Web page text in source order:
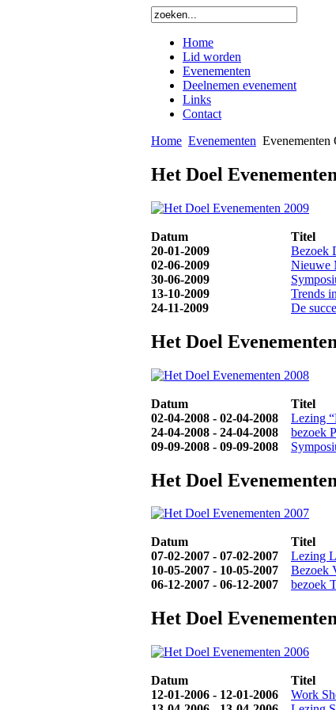
Home
Lid worden
Evenementen
Deelnemen evenement
Links
Contact
Home Evenementen Evenementen
Het Doel
Datum Titel
20-01-2009
Bezoek
02-06-2009
Nieuwe
30-06-2009
13-10-2009
Trends
24-11-2009
De
Het Doel
Datum Titel
02-04-2008 - 02-04-2008
Lezing
24-04-2008 - 24-04-2008
bezoek
09-09-2008 - 09-09-2008
Het Doel
Datum Titel
07-02-2007 - 07-02-2007
Lezing
10-05-2007 - 10-05-2007
Bezoek
06-12-2007 - 06-12-2007
bezoek
Het Doel
Datum Titel
12-01-2006 - 12-01-2006
Work